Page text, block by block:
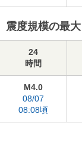
震度規模の最大
24
時間
M4.0
08/07
08:08頃